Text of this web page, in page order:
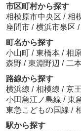
市区町村から探す
相模原市中央区 / 相
座間市 / 横浜市泉区 /
町名から探す
小山町 / 東橋本 / 相
森野 / 東淵野辺 / 二
路線から探す
横浜線 / 相模線 / 京
小田急江ノ島線 / 東
東急こどもの国線 /
駅から探す